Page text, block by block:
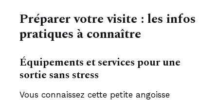
Préparer votre visite : les infos
pratiques à connaître
Équipements et services pour une
sortie sans stress
Vous connaissez cette petite angoisse